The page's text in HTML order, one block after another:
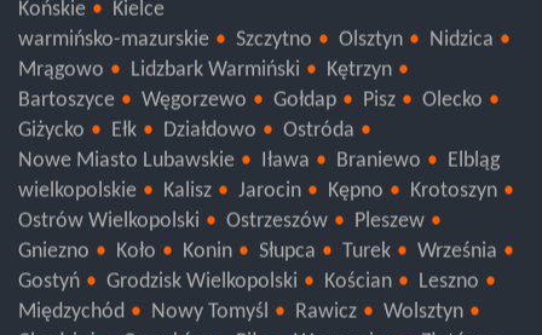
Końskie
Kielce
warmińsko-mazurskie
Szczytno Olsztyn
Nidzica
Mrągowo
Lidzbark Warmiński
Kętrzyn
Bartoszyce
Węgorzewo Gołdap Pisz
Olecko
Giżycko
Ełk Działdowo
Ostróda
Nowe Miasto Lubawskie
Iława Braniewo
Elbląg
wielkopolskie
Kalisz Jarocin Kępno
Krotoszyn
Ostrów Wielkopolski
Ostrzeszów
Pleszew
Gniezno
Koło Konin Słupca Turek
Września
Gostyń
Grodzisk Wielkopolski Kościan
Leszno
Międzychód
Nowy Tomyśl Rawicz
Wolsztyn